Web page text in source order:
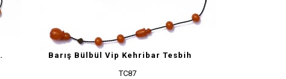
Tesbih
Barış Bülbül Vip Kehribar Tesbih
TC87